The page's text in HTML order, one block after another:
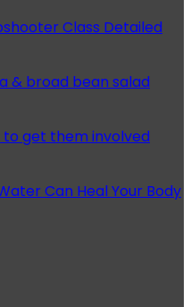
Class Detailed
& broad bean salad
to get them involved
Can Heal Your Body